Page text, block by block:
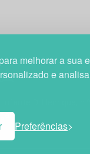
melhorar a sua
e
Preferências